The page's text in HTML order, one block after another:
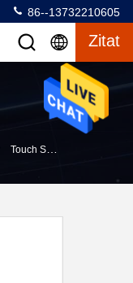
86--13732210605
Zitat
Touch Screen Gerät, Zum Der Transparenz In Plastik-Haze And Transmission Tester TH-110 Zu Messen